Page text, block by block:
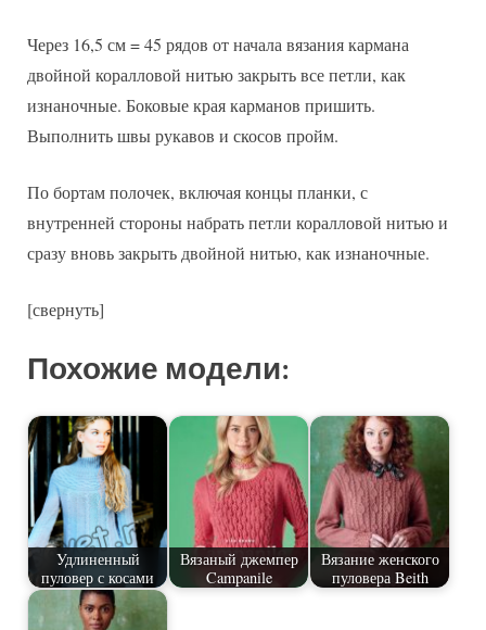
Через 16,5 см = 45 рядов от начала вязания кармана
двойной коралловой нитью закрыть все петли, как
изнаночные. Боковые края карманов пришить.
Выполнить швы рукавов и скосов пройм.
По бортам полочек, включая концы планки, с
внутренней стороны набрать петли коралловой нитью и
сразу вновь закрыть двойной нитью, как изнаночные.
[свернуть]
Похожие модели:
Удлиненный
пуловер с косами
Вязаный джемпер
Campanile
Вязание женского
пуловера Beith